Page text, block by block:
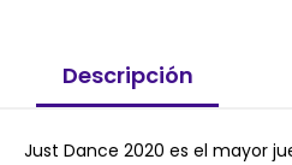
Descripción
Just Dance 2020 es el mayor